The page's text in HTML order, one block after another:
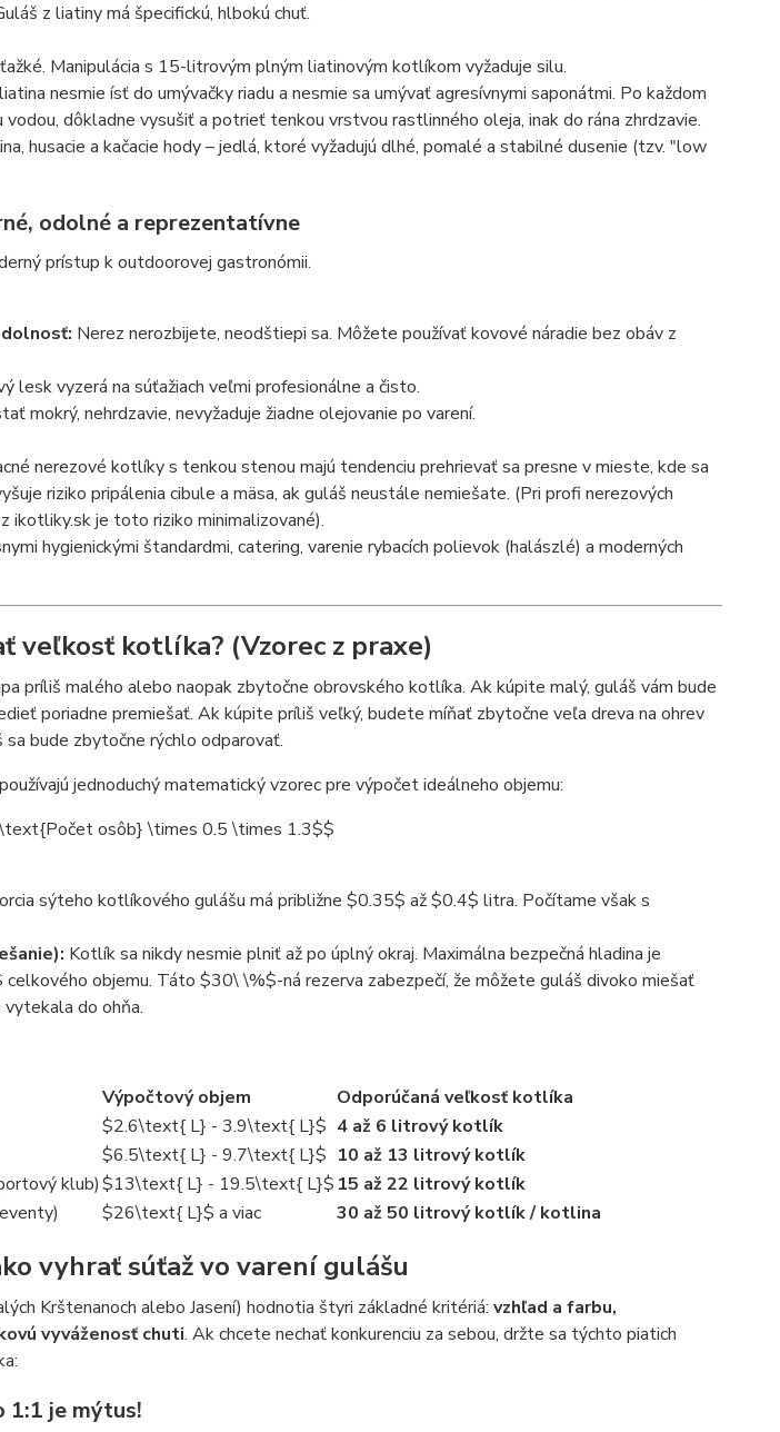
z liatiny má špecifickú, hlbokú chuť.
Manipulácia s 15-litrovým plným liatinovým kotlíkom vyžaduje silu.
nesmie ísť do umývačky riadu a nesmie sa umývať agresívnymi saponátmi. Po každom
dôkladne vysušiť a potrieť tenkou vrstvou rastlinného oleja, inak do rána zhrdzavie.
husacie a kačacie hody – jedlá, ktoré vyžadujú dlhé, pomalé a stabilné dusenie (tzv. "low
odolné a reprezentatívne
prístup k outdoorovej gastronómii.
Nerez nerozbijete, neodštiepi sa. Môžete používať kovové náradie bez obáv z
lesk vyzerá na súťažiach veľmi profesionálne a čisto.
mokrý, nehrdzavie, nevyžaduje žiadne olejovanie po varení.
nerezové kotlíky s tenkou stenou majú tendenciu prehrievať sa presne v mieste, kde sa
riziko pripálenia cibule a mäsa, ak guláš neustále nemiešate. (Pri profi nerezových
ikotliky.sk je toto riziko minimalizované).
hygienickými štandardmi, catering, varenie rybacích polievok (halászlé) a moderných
veľkosť kotlíka? (Vzorec z praxe)
príliš malého alebo naopak zbytočne obrovského kotlíka. Ak kúpite malý, guláš vám bude
poriadne premiešať. Ak kúpite príliš veľký, budete míňať zbytočne veľa dreva na ohrev
bude zbytočne rýchlo odparovať.
jednoduchý matematický vzorec pre výpočet ideálneho objemu:
osôb} \times 0.5 \times 1.3$$
sýteho kotlíkového gulášu má približne $0.35$ až$0.4$ litra. Počítame však s
Kotlík sa nikdy nesmie plniť až po úplný okraj. Maximálna bezpečná hladina je
celkového objemu. Táto $30\ \%$-ná rezerva zabezpečí, že môžete guláš divoko miešať
do ohňa.
Výpočtový objem
Odporúčaná veľkosť kotlíka
$2.6\text{ L} - 3.9\text{ L}$ 4 až 6 litrový kotlík
$6.5\text{ L} - 9.7\text{ L}$ 10 až 13 litrový kotlík
klub)$13\text{ L} - 19.5\text{ L}$ 15 až 22 litrový kotlík
$26\text{ L}$ a viac 30 až 50 litrový kotlík / kotlina
vyhrať súťaž vo varení gulášu
Krštenanoch alebo Jasení) hodnotia štyri základné kritériá: vzhľad a farbu,
vyváženosť chuti. Ak chcete nechať konkurenciu za sebou, držte sa týchto piatich
1:1 je mýtus!